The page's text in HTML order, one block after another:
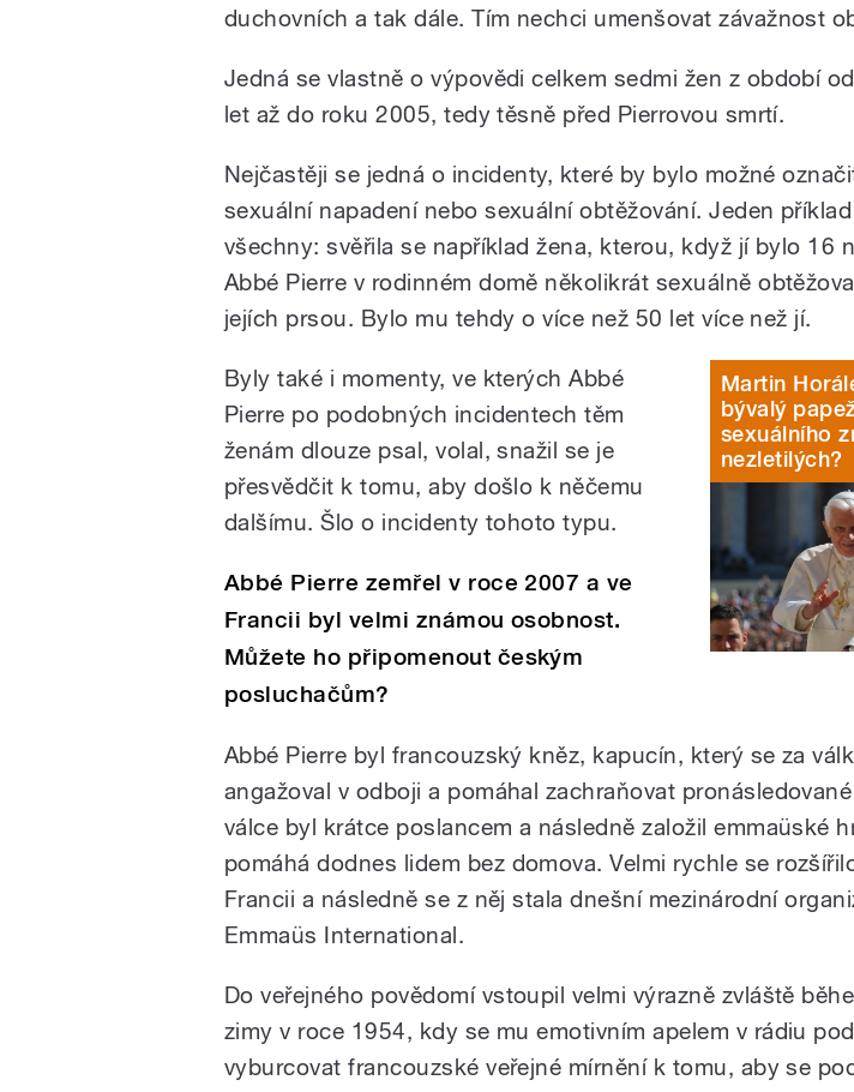
duchovních a tak dále. Tím nechci umenšovat závažnost
Jedná se vlastně o výpovědi celkem sedmi žen z období
let až do roku 2005, tedy těsně před Pierrovou smrtí.
Nejčastěji se jedná o incidenty, které by bylo možné
sexuální napadení nebo sexuální obtěžování. Jeden příklad
všechny: svěřila se například žena, kterou, když jí bylo 16
Abbé Pierre v rodinném domě několikrát sexuálně
jejích prsou. Bylo mu tehdy o více než 50 let více než jí.
Martin
bývalý
sexuálního
nezletilých?
Byly také i momenty, ve kterých Abbé
Pierre po podobných incidentech těm
ženám dlouze psal, volal, snažil se je
přesvědčit k tomu, aby došlo k něčemu
dalšímu. Šlo o incidenty tohoto typu.
Abbé Pierre zemřel v roce 2007 a ve
Francii byl velmi známou osobnost.
Můžete ho připomenout českým
posluchačům?
Abbé Pierre byl francouzský kněz, kapucín, který se za
angažoval v odboji a pomáhal zachraňovat
válce byl krátce poslancem a následně založil emmaüské
pomáhá dodnes lidem bez domova. Velmi rychle se
Francii a následně se z něj stala dnešní mezinárodní
Emmaüs International.
Do veřejného povědomí vstoupil velmi výrazně zvláště
zimy v roce 1954, kdy se mu emotivním apelem v rádiu
vyburcovat francouzské veřejné mírnění k tomu, aby se